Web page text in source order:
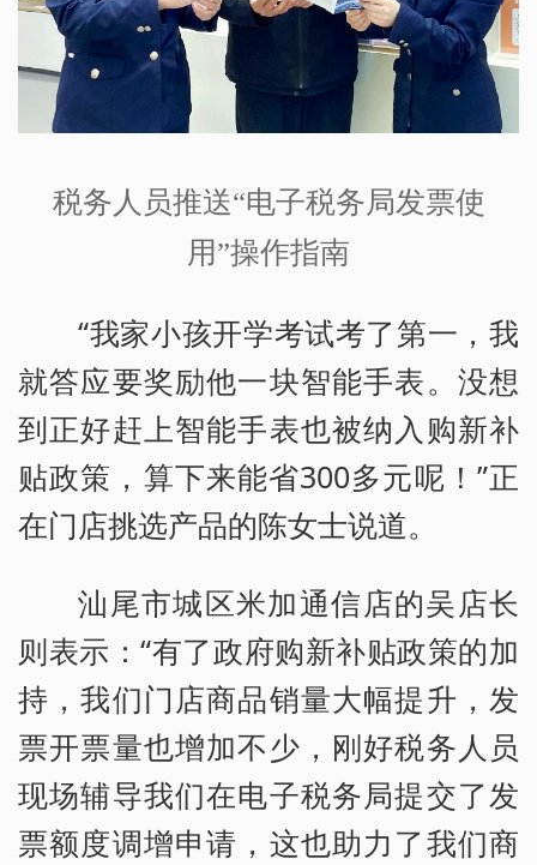
税务人员推送“电子税务局发票使
用”操作指南
“我家小孩开学考试考了第一，我
就答应要奖励他一块智能手表。没想
到正好赶上智能手表也被纳入购新补
贴政策，算下来能省300多元呢！”正
在门店挑选产品的陈女士说道。
汕尾市城区米加通信店的吴店长
则表示：“有了政府购新补贴政策的加
持，我们门店商品销量大幅提升，发
票开票量也增加不少，刚好税务人员
现场辅导我们在电子税务局提交了发
票额度调增申请，这也助力了我们商